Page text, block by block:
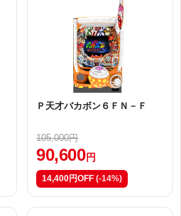
Ｐ天才バカボン６ＦＮ－Ｆ
105,000円
90,600 円
14,400円OFF (-14%)